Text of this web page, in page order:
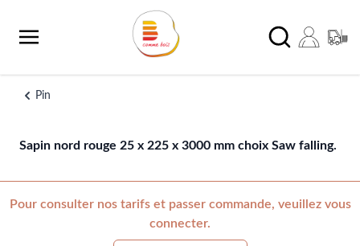
Chercher
Pin
Sapin nord rouge 25 x 225 x 3000 mm choix Saw falling.
Pour consulter nos tarifs et passer commande, veuillez vous
connecter.